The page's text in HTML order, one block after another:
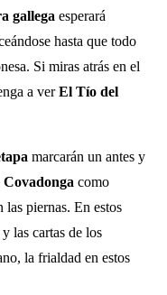
gallega esperará
hasta que todo
Si miras atrás en el
a verEl Tío del
marcarán un antes y
como
las piernas. En estos
las cartas de los
la frialdad en estos